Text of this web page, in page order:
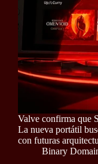
Valve confirma que
La nueva portátil
con futuras
Binary